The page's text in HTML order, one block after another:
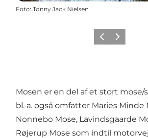
Foto: Tonny Jack Nielsen
ForrigeNæste
Mosen er en del af et stort mose/
bl. a. også omfatter Maries Minde
Nonnebo Mose, Lavindsgaarde
Røjerup Mose som indtil